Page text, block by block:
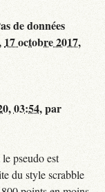
de données
17 octobre 2017,
03:54,par
pseudo est
du style scrabble